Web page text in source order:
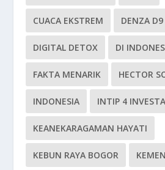
CUACA EKSTREM DENZA D9
DIGITAL DETOX DI
FAKTA MENARIK HECTOR
INDONESIA INTIP 4
KEANEKARAGAMAN HAYATI
KEBUN RAYA BOGOR